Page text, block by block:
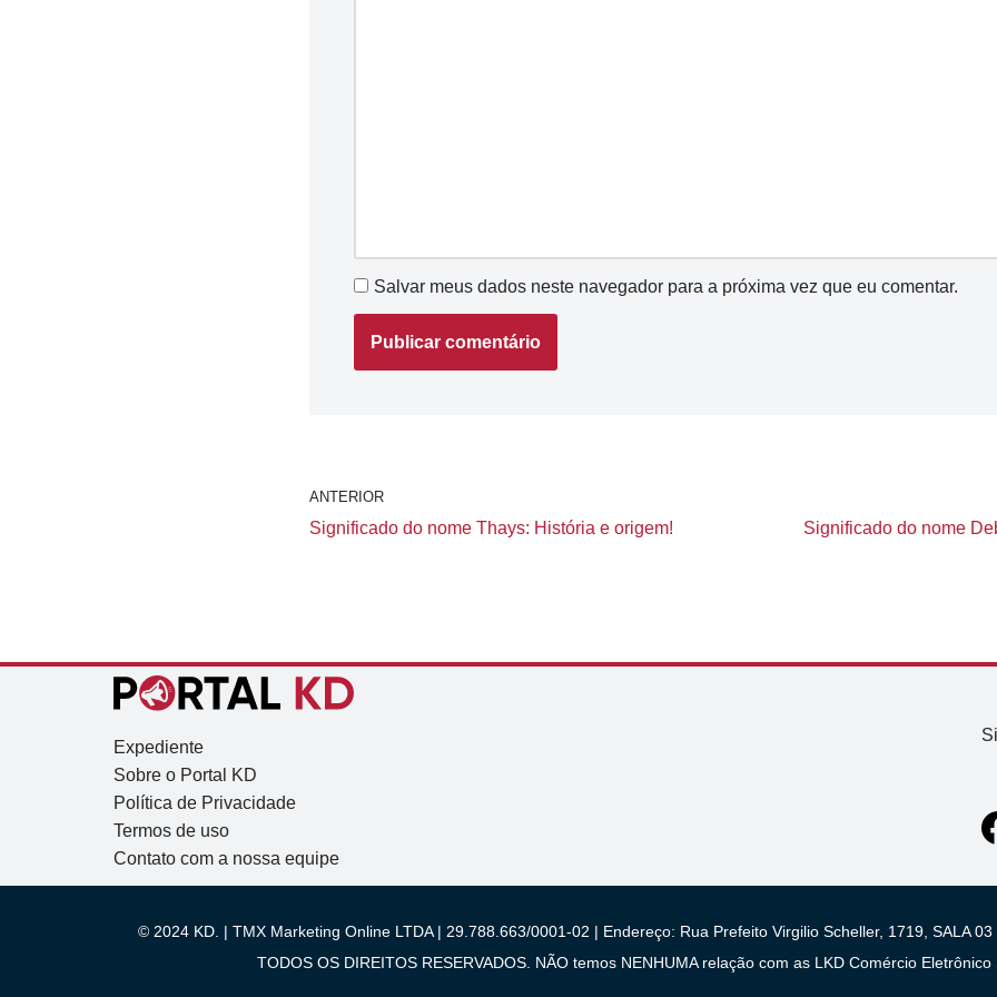
Salvar meus dados neste navegador para a próxima vez que eu comentar.
ANTERIOR
Significado do nome Thays: História e origem! Significado do nome
Expediente
Sobre o Portal KD
Política de Privacidade
Termos de uso
Contato com a nossa equipe
© 2024 KD. | TMX Marketing Online LTDA | 29.788.663/0001-02 | Endereço: Rua Prefeito Virgilio Scheller, 1719, SALA
TODOS OS DIREITOS RESERVADOS. NÃO temos NENHUMA relação com as LKD Comércio